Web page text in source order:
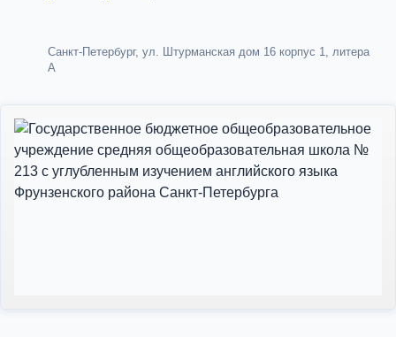
Санкт-Петербург, ул. Штурманская дом 16 корпус 1, литера
А